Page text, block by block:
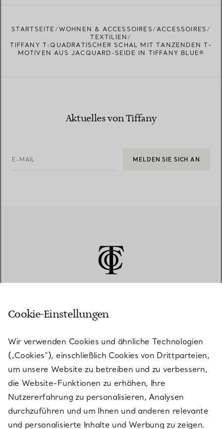
STARTSEITE WOHNEN & ACCESSOIRES
ACCESSOIRES
TEXTILIEN
TIFFANY T:QUADRATISCHER SCHAL MIT TANZENDEN T-
MOTIVEN AUS JACQUARD-SEIDE IN TIFFANY BLUE®
Aktuelles von Tiffany
E-MAIL MELDEN SIE SICH AN
KUNDENSERVICE
SERVICES
ÜBER TIFFANY & CO.
Cookie-Einstellungen
Wir verwenden Cookies und ähnliche Technologien
(„Cookies“), einschließlich Cookies von Drittparteien,
um unsere Website zu betreiben und zu verbessern,
die Website-Funktionen zu erhöhen, Ihre
Nutzererfahrung zu personalisieren, Analysen
durchzuführen und um Ihnen und anderen relevante
und personalisierte Inhalte und Werbung zu zeigen.